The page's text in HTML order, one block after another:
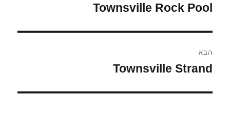
הפוסט
Townsville Rock Pool
הבא
הפוסט
Townsville Strand